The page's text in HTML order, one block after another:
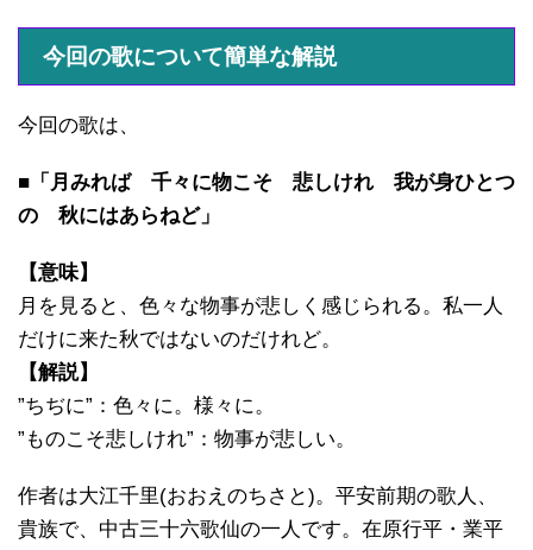
今回の歌について簡単な解説
今回の歌は、
■「月みれば 千々に物こそ 悲しけれ 我が身ひとつ
の 秋にはあらねど」
【意味】
月を見ると、色々な物事が悲しく感じられる。私一人
だけに来た秋ではないのだけれど。
【解説】
”ちぢに”：色々に。様々に。
”ものこそ悲しけれ”：物事が悲しい。
作者は大江千里(おおえのちさと)。平安前期の歌人、
貴族で、中古三十六歌仙の一人です。在原行平・業平